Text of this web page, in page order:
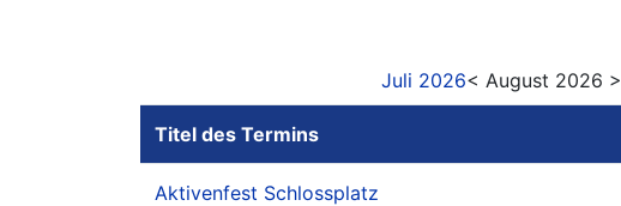
Juli 2026< August 2026 >
Titel des Termins
Aktivenfest Schlossplatz